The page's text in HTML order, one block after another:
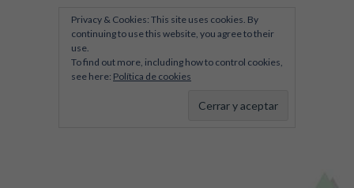
Privacy & Cookies: This site uses cookies. By
continuing to use this website, you agree to their
use.
To find out more, including how to control cookies,
see here: Política de cookies